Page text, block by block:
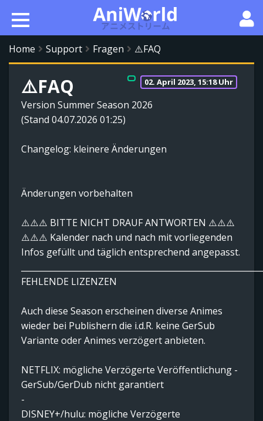
Home Support Fragen ⚠️FAQ
02. April 2023, 15:18 Uhr
⚠️FAQ
Version Summer Season 2026
(Stand 04.07.2026 01:25)
Changelog: kleinere Änderungen
Änderungen vorbehalten
⚠️⚠️⚠️ BITTE NICHT DRAUF ANTWORTEN ⚠️⚠️⚠️
⚠️⚠️⚠️ Kalender nach und nach mit vorliegenden
Infos gefüllt und täglich entsprechend angepasst.
FEHLENDE LIZENZEN
Auch diese Season erscheinen diverse Animes
wieder bei Publishern die i.d.R. keine GerSub
Variante oder Animes verzögert anbieten.
NETFLIX: mögliche Verzögerte Veröffentlichung -
GerSub/GerDub nicht garantiert
-
DISNEY+/hulu: mögliche Verzögerte